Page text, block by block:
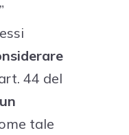
44 del
tale